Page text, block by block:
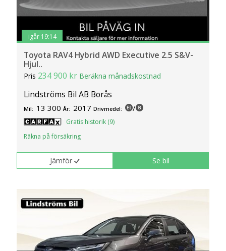
igår 19:14
Toyota RAV4 Hybrid AWD Executive 2.5 S&V-
Hjul..
Pris 234 900 kr Beräkna månadskostnad
Lindströms Bil AB Borås
Mil: 13 300 År: 2017 Drivmedel: /
Gratis historik (9)
Räkna på försäkring
Jämför Se bil